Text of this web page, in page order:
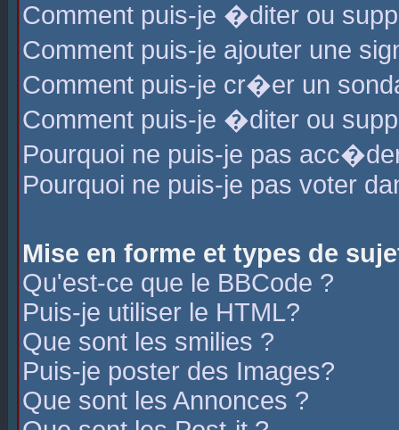
Comment puis-je �diter ou
Comment puis-je ajouter une
Comment puis-je cr�er un
Comment puis-je �diter ou
Pourquoi ne puis-je pas
Pourquoi ne puis-je pas voter
Mise en forme et types de
Qu'est-ce que le BBCode ?
Puis-je utiliser le HTML?
Que sont les smilies ?
Puis-je poster des Images?
Que sont les Annonces ?